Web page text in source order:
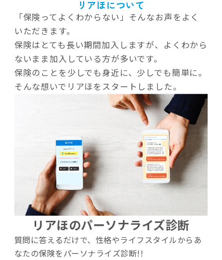
リアほについて
「保険ってよくわからない」そんなお声をよく
いただきます。
保険はとても長い期間加入しますが、よくわから
ないまま加入している方が多いです。
保険のことを少しでも身近に、少しでも簡単に。
そんな想いでリアほをスタートしました。
リアほのパーソナライズ診断
質問に答えるだけで、性格やライフスタイルからあ
なたの保険をパーソナライズ診断!!